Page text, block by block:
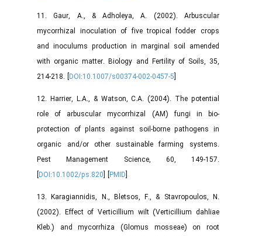
11. Gaur, A., & Adholeya, A. (2002). Arbuscular
mycorrhizal inoculation of five tropical fodder crops
and inoculums production in marginal soil amended
with organic matter. Biology and Fertility of Soils, 35,
214-218. [DOI:10.1007/s00374-002-0457-5
12. Harrier, L.A., & Watson, C.A. (2004). The potential
role of arbuscular mycorrhizal (AM) fungi in bio-
protection of plants against soil-borne pathogens in
organic and/or other sustainable farming systems.
Pest Management Science, 60, 149-157.
[DOI:10.1002/ps.820] [PMID
13. Karagiannidis, N., Bletsos, F., & Stavropoulos, N.
(2002). Effect of Verticillium wilt (Verticillium dahliae
Kleb.) and mycorrhiza (Glomus mosseae) on root